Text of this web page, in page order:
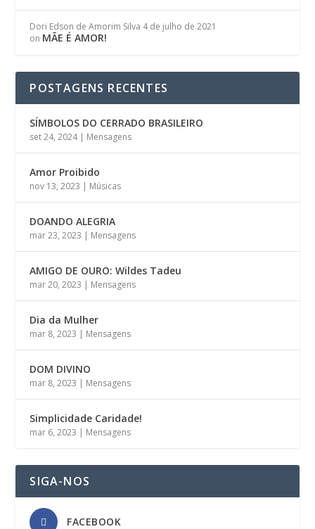
Dori Edson de Amorim Silva 4 de julho de 2021
on MÃE É AMOR!
POSTAGENS RECENTES
SÍMBOLOS DO CERRADO BRASILEIRO
set 24, 2024| Mensagens
Amor Proibido
nov 13, 2023 | Músicas
DOANDO ALEGRIA
mar 23, 2023 | Mensagens
AMIGO DE OURO: Wildes Tadeu
mar 20, 2023 | Mensagens
Dia da Mulher
mar 8, 2023 | Mensagens
DOM DIVINO
mar 8, 2023 | Mensagens
Simplicidade Caridade!
mar 6, 2023 | Mensagens
SIGA-NOS
FACEBOOK